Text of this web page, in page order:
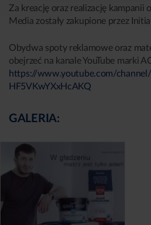
Za kreację oraz realizację kampanii
Media zostały zakupione przez
Obydwa spoty reklamowe oraz
obejrzeć na kanale YouTube marki
https://www.youtube.com/
HF5VKwYXxHcAKQ
GALERIA: